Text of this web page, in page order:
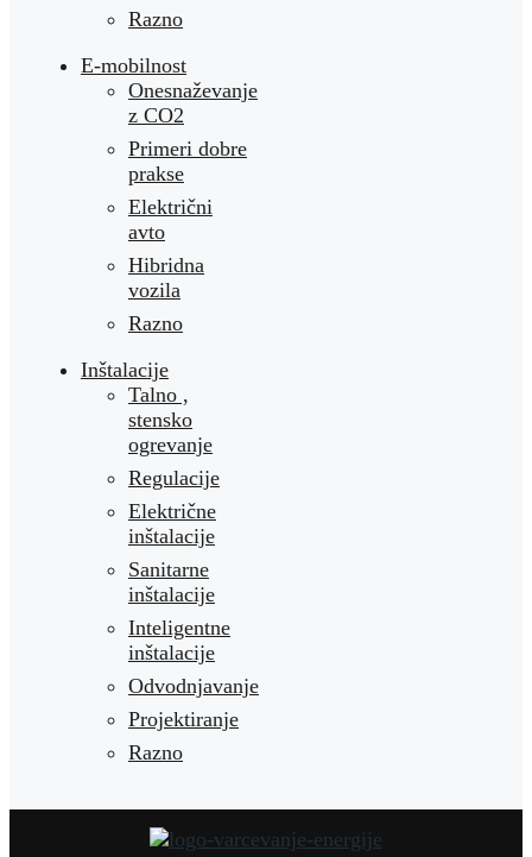
Razno
E-mobilnost
Onesnaževanje
z CO2
Primeri dobre
prakse
Električni
avto
Hibridna
vozila
Razno
Inštalacije
Talno ,
stensko
ogrevanje
Regulacije
Električne
inštalacije
Sanitarne
inštalacije
Inteligentne
inštalacije
Odvodnjavanje
Projektiranje
Razno